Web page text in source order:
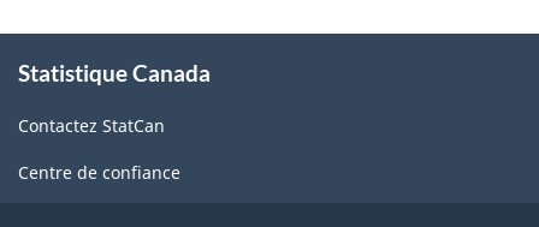
propos
ce
site
Statistique Canada
Contactez StatCan
Centre de confiance